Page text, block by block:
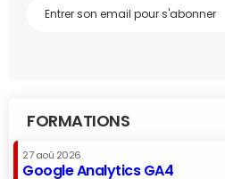
FORMATIONS
27 aoû 2026
Google Analytics GA4